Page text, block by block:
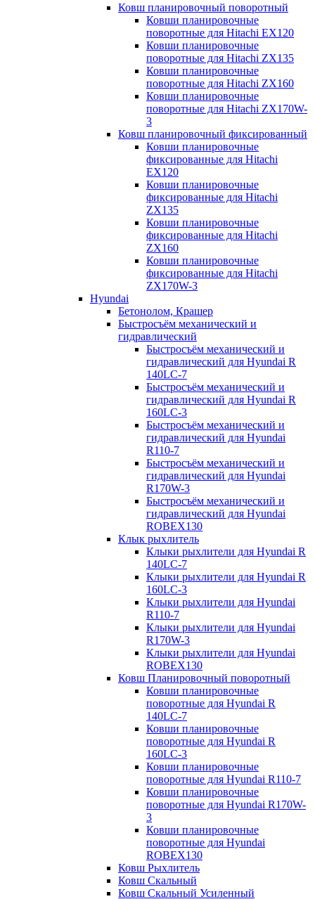
Ковш планировочный поворотный
Ковши планировочные
поворотные для Hitachi EX120
Ковши планировочные
поворотные для Hitachi ZX135
Ковши планировочные
поворотные для Hitachi ZX160
Ковши планировочные
поворотные для Hitachi ZX170W-
3
Ковш планировочный фиксированный
Ковши планировочные
фиксированные для Hitachi
EX120
Ковши планировочные
фиксированные для Hitachi
ZX135
Ковши планировочные
фиксированные для Hitachi
ZX160
Ковши планировочные
фиксированные для Hitachi
ZX170W-3
Hyundai
Бетонолом, Крашер
Быстросъём механический и
гидравлический
Быстросъём механический и
гидравлический для Hyundai R
140LC-7
Быстросъём механический и
гидравлический для Hyundai R
160LC-3
Быстросъём механический и
гидравлический для Hyundai
R110-7
Быстросъём механический и
гидравлический для Hyundai
R170W-3
Быстросъём механический и
гидравлический для Hyundai
ROBEX130
Клык рыхлитель
Клыки рыхлители для Hyundai R
140LC-7
Клыки рыхлители для Hyundai R
160LC-3
Клыки рыхлители для Hyundai
R110-7
Клыки рыхлители для Hyundai
R170W-3
Клыки рыхлители для Hyundai
ROBEX130
Ковш Планировочный поворотный
Ковши планировочные
поворотные для Hyundai R
140LC-7
Ковши планировочные
поворотные для Hyundai R
160LC-3
Ковши планировочные
поворотные для Hyundai R110-7
Ковши планировочные
поворотные для Hyundai R170W-
3
Ковши планировочные
поворотные для Hyundai
ROBEX130
Ковш Рыхлитель
Ковш Скальный
Ковш Скальный Усиленный